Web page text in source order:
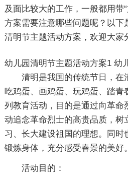
及面比较大的工作，一般都用带
方案需要注意哪些问题呢？以下
清明节主题活动方案，欢迎大家
幼儿园清明节主题活动方案1
清明是我国的传统节日，在
吃鸡蛋、画鸡蛋、玩鸡蛋、踏青
列教育活动，目的是通过向革命
动追念革命烈士的高贵品质，树
习、长大建设祖国的理想。同时
锻炼身体，充分感受春景的美好。
活动目的：
幼